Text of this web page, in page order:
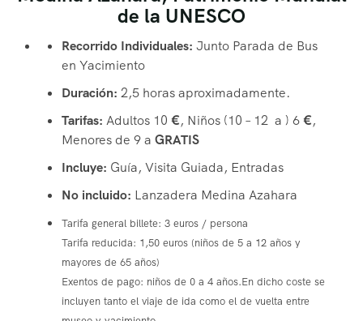
de la UNESCO
Recorrido Individuales: Junto Parada de Bus
en Yacimiento
Duración: 2,5 horas aproximadamente.
Tarifas: Adultos 10 €, Niños (10 – 12 a ) 6€,
Menores de 9 a GRATIS
Incluye: Guía, Visita Guiada, Entradas
No incluido: Lanzadera Medina Azahara
Tarifa general billete: 3 euros / persona
Tarifa reducida: 1,50 euros (niños de 5 a 12 años y
mayores de 65 años)
Exentos de pago: niños de 0 a 4 años.En dicho coste se
incluyen tanto el viaje de ida como el de vuelta entre